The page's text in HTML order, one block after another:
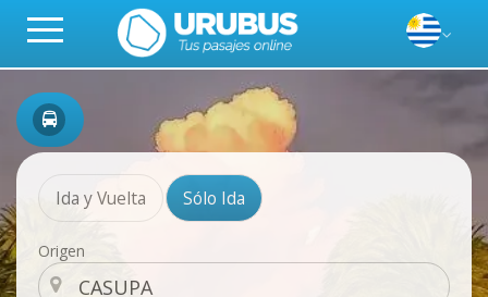
Ida y Vuelta Sólo Ida
Origen